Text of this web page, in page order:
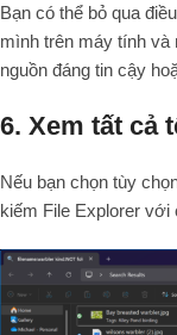
Bạn có thể bỏ qua
mình trên máy tính
nguồn đáng tin cậy
6. Xem tất cả
Nếu bạn chọn tùy
kiếm File Explorer với